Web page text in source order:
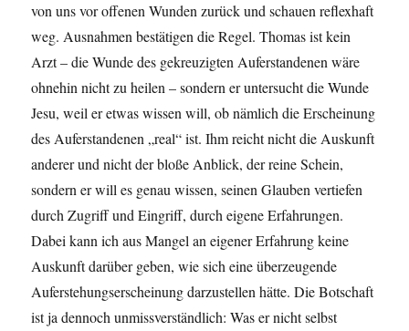
von uns vor offenen Wunden zurück und schauen reflexhaft
weg. Ausnahmen bestätigen die Regel. Thomas ist kein
Arzt – die Wunde des gekreuzigten Auferstandenen wäre
ohnehin nicht zu heilen – sondern er untersucht die Wunde
Jesu, weil er etwas wissen will, ob nämlich die Erscheinung
des Auferstandenen „real“ ist. Ihm reicht nicht die Auskunft
anderer und nicht der bloße Anblick, der reine Schein,
sondern er will es genau wissen, seinen Glauben vertiefen
durch Zugriff und Eingriff, durch eigene Erfahrungen.
Dabei kann ich aus Mangel an eigener Erfahrung keine
Auskunft darüber geben, wie sich eine überzeugende
Auferstehungserscheinung darzustellen hätte. Die Botschaft
ist ja dennoch unmissverständlich: Was er nicht selbst